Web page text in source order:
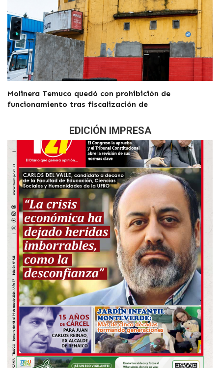
Molinera Temuco quedó con prohibición de
funcionamiento tras fiscalización de
EDICIÓN IMPRESA